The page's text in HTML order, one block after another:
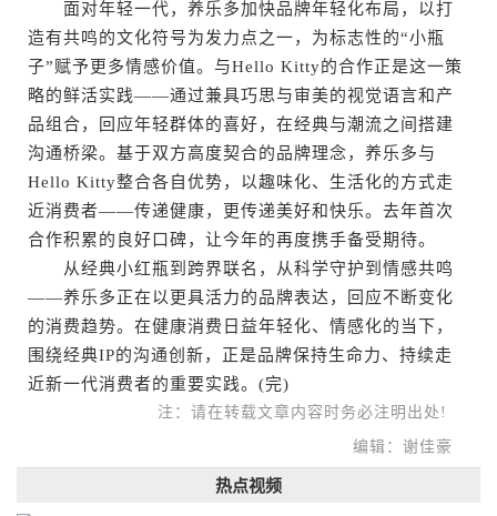
面对年轻一代，养乐多加快品牌年轻化布局，以打
造有共鸣的文化符号为发力点之一，为标志性的“小瓶
子”赋予更多情感价值。与Hello Kitty的合作正是这一策
略的鲜活实践——通过兼具巧思与审美的视觉语言和产
品组合，回应年轻群体的喜好，在经典与潮流之间搭建
沟通桥梁。基于双方高度契合的品牌理念，养乐多与
Hello Kitty整合各自优势，以趣味化、生活化的方式走
近消费者——传递健康，更传递美好和快乐。去年首次
合作积累的良好口碑，让今年的再度携手备受期待。
从经典小红瓶到跨界联名，从科学守护到情感共鸣
——养乐多正在以更具活力的品牌表达，回应不断变化
的消费趋势。在健康消费日益年轻化、情感化的当下，
围绕经典IP的沟通创新，正是品牌保持生命力、持续走
近新一代消费者的重要实践。(完)
注：请在转载文章内容时务必注明出处!
编辑：谢佳豪
热点视频